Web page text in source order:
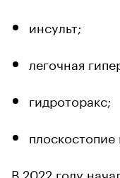
инсульт;
легочная
гидроторакс;
плоскостопие
В 2022 году